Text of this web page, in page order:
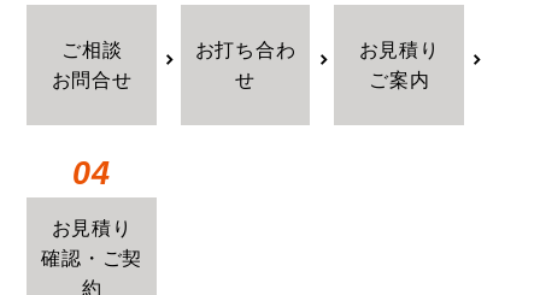
ご相談
お問合せ
お打ち合わ
せ
お見積り
ご案内
04
お見積り
確認・ご契
約